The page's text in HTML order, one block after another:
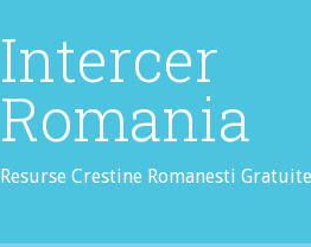
Intercer
Romania
Resurse Crestine Romanesti Gratuite